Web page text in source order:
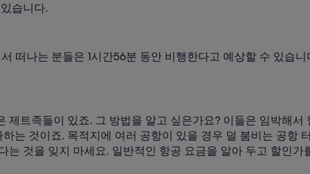
습니다.
떠나는 분들은 1시간56분 동안 비행한다고 예상할 수 있습니
트족들이 있죠. 그 방법을 알고 싶은가요? 이들은 임박해서
는 것이죠. 목적지에 여러 공항이 있을 경우 덜 붐비는 공항
것을 잊지 마세요. 일반적인 항공 요금을 알아 두고 할인가